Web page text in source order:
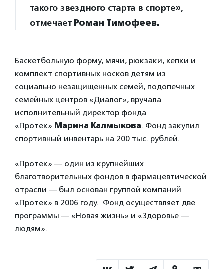
такого звездного старта в спорте», —
отмечает Роман Тимофеев.
Баскетбольную форму, мячи, рюкзаки, кепки и
комплект спортивных носков детям из
социально незащищенных семей, подопечных
семейных центров «Диалог», вручала
исполнительный директор фонда
«Протек» Марина Калмыкова. Фонд закупил
спортивный инвентарь на 200 тыс. рублей.
«Протек» — один из крупнейших
благотворительных фондов в фармацевтической
отрасли — был основан группой компаний
«Протек» в 2006 году. Фонд осуществляет две
программы — «Новая жизнь» и «Здоровье —
людям».